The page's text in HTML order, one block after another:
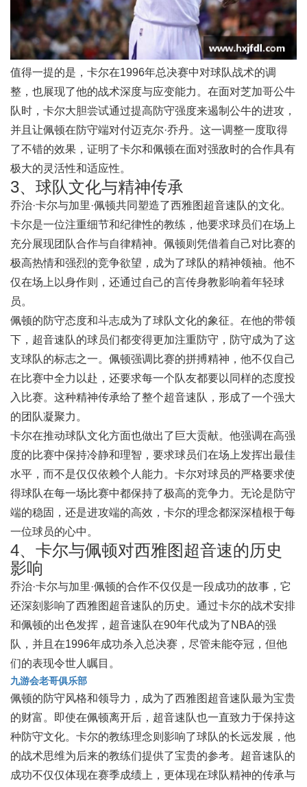
值得一提的是，卡尔在1996年总决赛中对球队战术的调
整，也展现了他的战术深度与应变能力。在面对芝加哥公牛
队时，卡尔大胆尝试通过提高防守强度来遏制公牛的进攻，
并且让佩顿在防守端对付迈克尔·乔丹。这一调整一度取得
了不错的效果，证明了卡尔和佩顿在面对强敌时的合作具有
极大的灵活性和适应性。
3、球队文化与精神传承
乔治·卡尔与加里·佩顿共同塑造了西雅图超音速队的文化。
卡尔是一位注重细节和纪律性的教练，他要求球员们在场上
充分展现团队合作与自律精神。佩顿则凭借着自己对比赛的
极高热情和强烈的竞争欲望，成为了球队的精神领袖。他不
仅在场上以身作则，还通过自己的言传身教影响着年轻球
员。
佩顿的防守态度和斗志成为了球队文化的象征。在他的带领
下，超音速队的球员们都变得更加注重防守，防守成为了这
支球队的标志之一。佩顿强调比赛的拼搏精神，他不仅自己
在比赛中全力以赴，还要求每一个队友都要以同样的态度投
入比赛。这种精神传承给了整个超音速队，形成了一个强大
的团队凝聚力。
卡尔在推动球队文化方面也做出了巨大贡献。他强调在高强
度的比赛中保持冷静和理智，要求球员们在场上发挥出最佳
水平，而不是仅仅依赖个人能力。卡尔对球员的严格要求使
得球队在每一场比赛中都保持了极高的竞争力。无论是防守
端的稳固，还是进攻端的高效，卡尔的理念都深深植根于每
一位球员的心中。
4、卡尔与佩顿对西雅图超音速的历史
影响
乔治·卡尔与加里·佩顿的合作不仅仅是一段成功的故事，它
还深刻影响了西雅图超音速队的历史。通过卡尔的战术安排
和佩顿的出色发挥，超音速队在90年代成为了NBA的强
队，并且在1996年成功杀入总决赛，尽管未能夺冠，但他
们的表现令世人瞩目。
九游会老哥俱乐部
佩顿的防守风格和领导力，成为了西雅图超音速队最为宝贵
的财富。即使在佩顿离开后，超音速队也一直致力于保持这
种防守文化。卡尔的教练理念则影响了球队的长远发展，他
的战术思维为后来的教练们提供了宝贵的参考。超音速队的
成功不仅仅体现在赛季成绩上，更体现在球队精神的传承与